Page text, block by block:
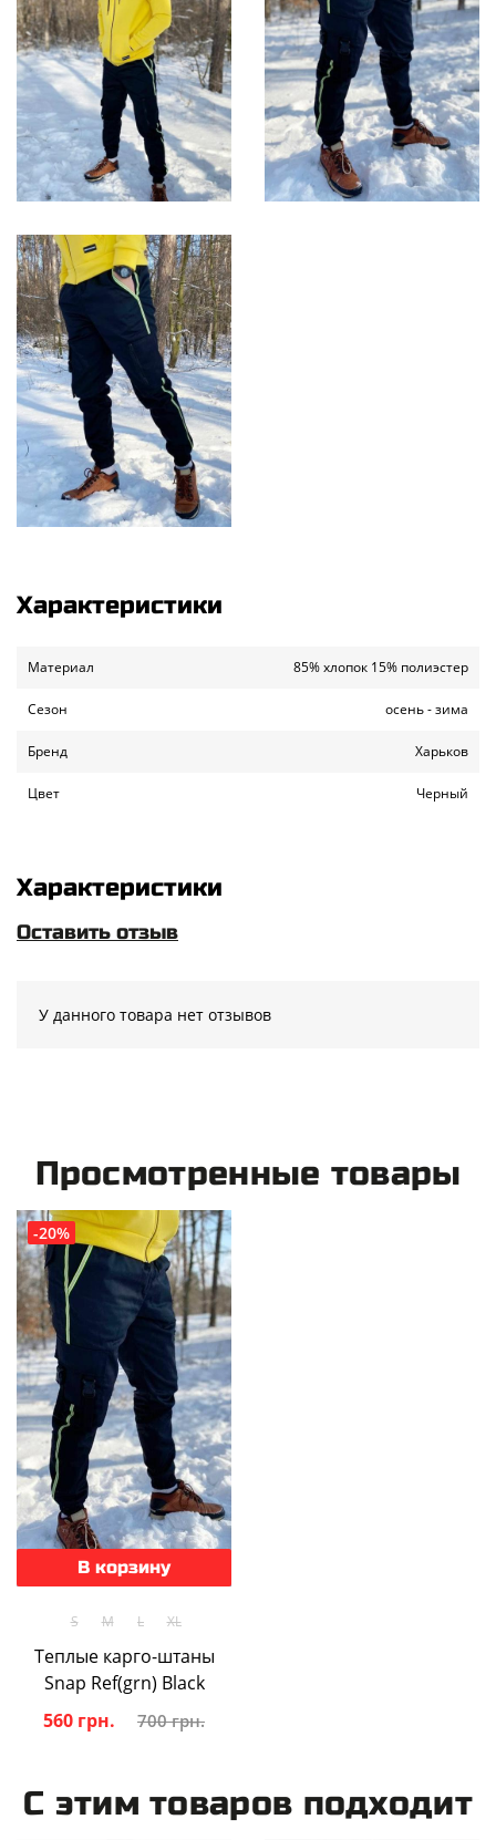
Характеристики
Материал 85% хлопок 15% полиэстер
Сезон осень - зима
Бренд Харьков
Цвет Черный
Характеристики
Оставить отзыв
У данного товара нет отзывов
Просмотренные товары
-20%
В корзину
S M L XL
Теплые карго-штаны
Snap Ref(grn) Black
560 грн.
700 грн.
С этим товаров подходит